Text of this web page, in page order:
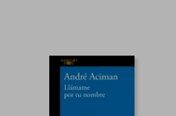
50%